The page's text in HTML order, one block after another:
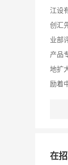
江设
创汇
业部
产品
地扩
励着
在